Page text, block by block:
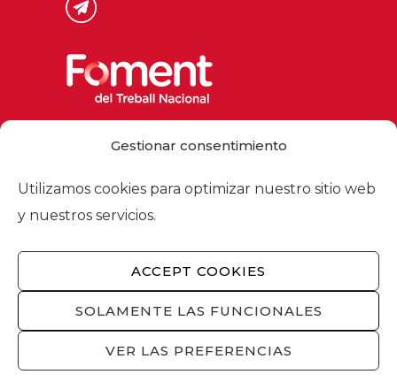
Gestionar consentimiento
Utilizamos cookies para optimizar nuestro sitio web
y nuestros servicios.
ACCEPT COOKIES
SOLAMENTE LAS FUNCIONALES
VER LAS PREFERENCIAS
foment@foment.com
© 2026 - Foment del Treball Nacional
de privacidad /Política de cookies
Privacidad redes sociales